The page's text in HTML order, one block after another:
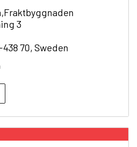
3
70, Sweden